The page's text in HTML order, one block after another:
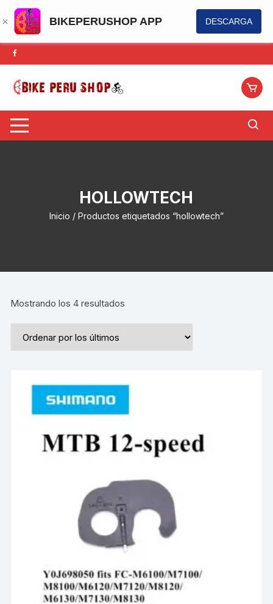
BIKEPERUSHOP APP DESCARGA
Saltar
al
contenido
HOLLOWTECH
Inicio / Productos etiquetados “hollowtech”
Mostrando los 4 resultados